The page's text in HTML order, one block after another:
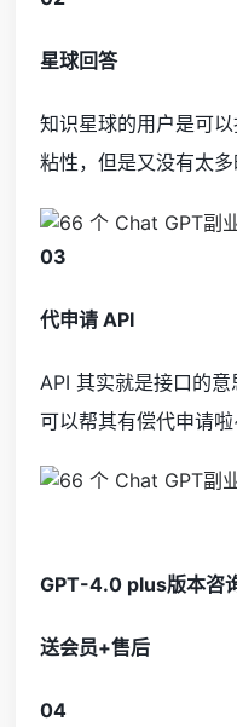
星球回答
知识星球的用户是可
粘性，但是又没有太
03
代申请 API
API 其实就是接口的
可以帮其有偿代申请
GPT-4.0 plus版本咨
送会员+售后
04